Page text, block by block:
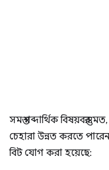
সমস্ত শব্দার্থিক বিষয়বস্তুর
চেহারা উন্নত করতে
বিট যোগ করা হয়েছে: